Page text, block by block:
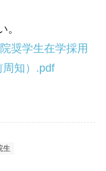
。
奨学生在学採用
周知）.pdf
生